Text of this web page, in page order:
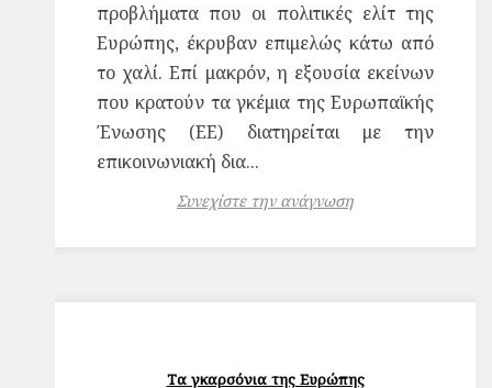
προβλήματα που οι πολιτικές ελίτ της
Ευρώπης, έκρυβαν επιμελώς κάτω από
το χαλί. Επί μακρόν, η εξουσία εκείνων
που κρατούν τα γκέμια της Ευρωπαϊκής
Ένωσης (ΕΕ) διατηρείται με την
επικοινωνιακή δια...
Συνεχίστε την ανάγνωση
Τα γκαρσόνια της Ευρώπης